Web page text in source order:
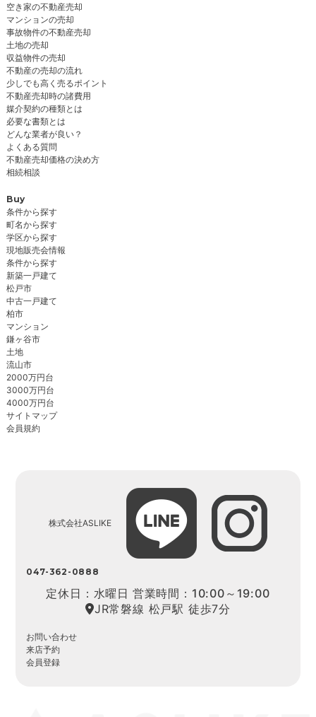
空き家の不動産売却
マンションの売却
事故物件の不動産売却
土地の売却
収益物件の売却
不動産の売却の流れ
少しでも高く売るポイント
不動産売却時の諸費用
媒介契約の種類とは
必要な書類とは
どんな業者が良い？
よくある質問
不動産売却価格の決め方
相続相談
Buy
条件から探す
町名から探す
学区から探す
現地販売会情報
条件から探す
新築一戸建て
松戸市
中古一戸建て
柏市
マンション
鎌ヶ谷市
土地
流山市
2000万円台
3000万円台
4000万円台
サイトマップ
会員規約
株式会社ASLIKE
047-362-0888
定休日：水曜日 営業時間：10:00～19:00
JR常磐線 松戸駅 徒歩7分
お問い合わせ
来店予約
会員登録